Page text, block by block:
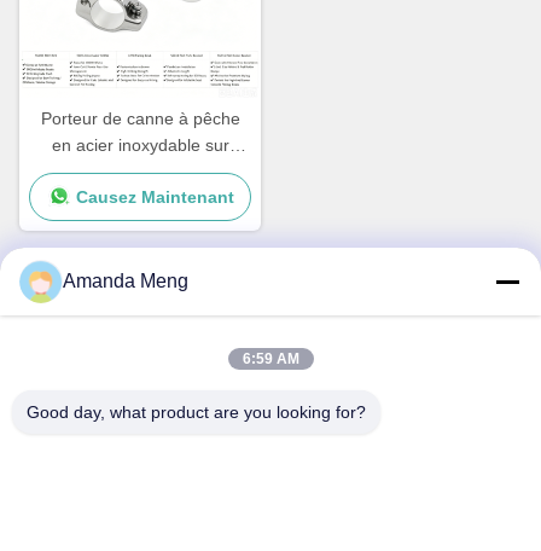
Porteur de canne à pêche
en acier inoxydable sur
mesure avec revêtement
Nouveaux accessoires de
yacht pour bateaux et
navires
Causez Maintenant
Rm. 1010, bâtiment D, place Taihua Longqi, district de
Amanda Meng
6:59 AM
Good day, what product are you looking for?